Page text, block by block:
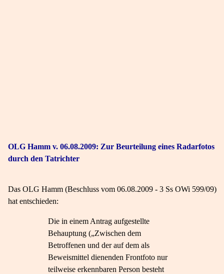
OLG Hamm v. 06.08.2009: Zur Beurteilung eines Radarfotos
durch den Tatrichter
Das OLG Hamm (Beschluss vom 06.08.2009 - 3 Ss OWi 599/09)
hat entschieden:
Die in einem Antrag aufgestellte
Behauptung („Zwischen dem
Betroffenen und der auf dem als
Beweismittel dienenden Frontfoto nur
teilweise erkennbaren Person besteht